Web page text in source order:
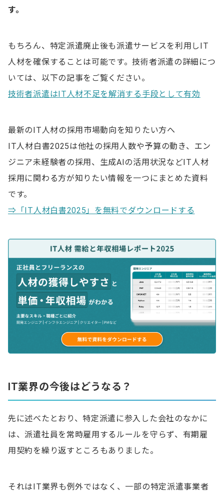
す。
もちろん、特定派遣廃止後も派遣サービスを利用しIT
人材を確保することは可能です。技術者派遣の詳細につ
いては、以下の記事をご覧ください。
技術者派遣はIT人材不足を解消する手段として有効
最新のIT人材の採用市場動向を知りたい方へ
IT人材白書2025は他社の採用人数や予算の動き、エン
ジニア未経験者の採用、生成AIの活用状況などIT人材
採用に関わる方が知りたい情報を一つにまとめた資料
です。
⇒「IT人材白書2025」を無料でダウンロードする
IT業界の今後はどうなる？
先に述べたとおり、特定派遣に参入した会社のなかに
は、派遣社員を常時雇用するルールを守らず、有期雇
用契約を繰り返すところもありました。
それはIT業界も例外ではなく、一部の特定派遣事業者